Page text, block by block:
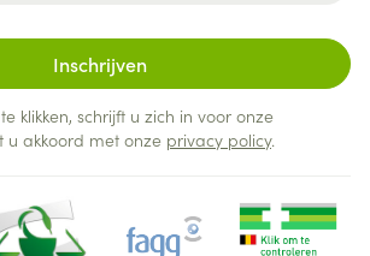
Inschrijven
klikken, schrijft u zich in voor onze
u akkoord met onze privacy policy.